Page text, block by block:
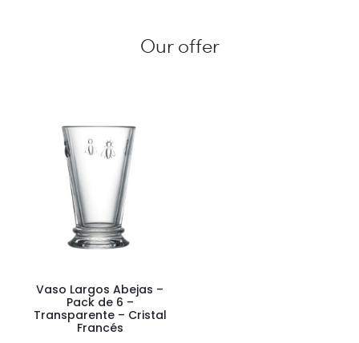
Our offer
Vaso Largos Abejas –
Pack de 6 –
Transparente – Cristal
Francés